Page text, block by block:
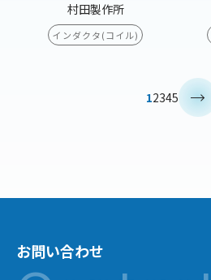
村田製作所
インダクタ(コイル)
12345
お問い合わせ